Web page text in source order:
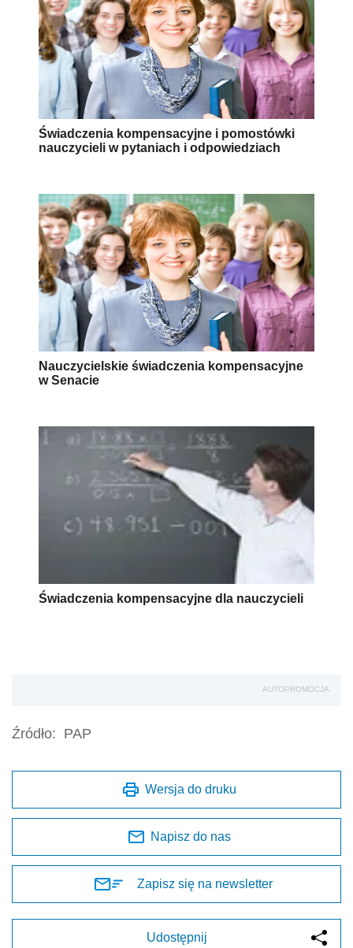
Świadczenia kompensacyjne i pomostówki
nauczycieli w pytaniach i odpowiedziach
Nauczycielskie świadczenia kompensacyjne
w Senacie
Świadczenia kompensacyjne dla nauczycieli
AUTOPROMOCJA
Źródło: PAP
Wersja do druku
Napisz do nas
Zapisz się na newsletter
Udostępnij